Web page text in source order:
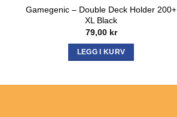
Gamegenic – Double Deck Holder 200+
XL Black
79,00 kr
LEGG I KURV